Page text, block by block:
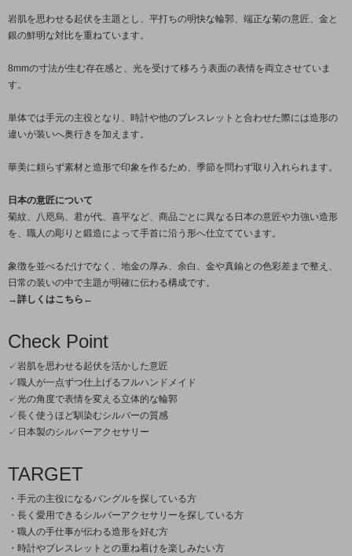
岩肌を思わせる起伏を主題とし、平打ちの明快な輪郭、端正な菊の意匠、金と
銀の鮮明な対比を重ねています。
8mmの寸法が生む存在感と、光を受けて移ろう表面の表情を両立させていま
す。
単体では手元の主役となり、時計や他のブレスレットと合わせた際には造形の
違いが装いへ奥行きを加えます。
華美に頼らず素材と造形で印象を作るため、季節を問わず取り入れられます。
日本の意匠について
菊紋、八咫烏、君が代、喜平など、商品ごとに異なる日本の意匠や力強い造形
を、職人の彫りと鍛造によって手首に沿う形へ仕立てています。
象徴を並べるだけでなく、地金の厚み、余白、金や真鍮との色彩差まで整え、
日常の装いの中で主題が明確に伝わる構成です。
→詳しくはこちら←
Check Point
✓岩肌を思わせる起伏を活かした意匠
✓職人が一点ずつ仕上げるフルハンドメイド
✓光の角度で表情を変える立体的な輪郭
✓長く使うほど馴染むシルバーの質感
✓日本製のシルバーアクセサリー
TARGET
・手元の主役になるバングルを探している方
・長く愛用できるシルバーアクセサリーを探している方
・職人の手仕事が伝わる造形を好む方
・時計やブレスレットとの重ね着けを楽しみたい方